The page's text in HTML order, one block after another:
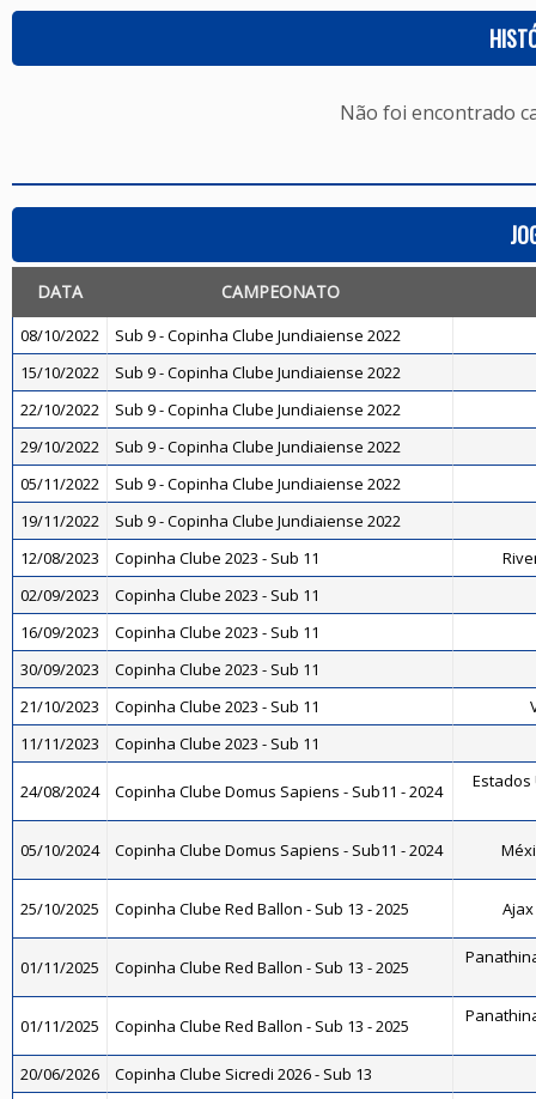
Não foi encontrado
DATA CAMPEONATO
08/10/2022
Sub 9 - Copinha Clube Jundiaiense 2022
15/10/2022
Sub 9 - Copinha Clube Jundiaiense 2022
22/10/2022
Sub 9 - Copinha Clube Jundiaiense 2022
29/10/2022
Sub 9 - Copinha Clube Jundiaiense 2022
05/11/2022
Sub 9 - Copinha Clube Jundiaiense 2022
19/11/2022
Sub 9 - Copinha Clube Jundiaiense 2022
12/08/2023
Copinha Clube 2023 - Sub 11
02/09/2023
Copinha Clube 2023 - Sub 11
16/09/2023
Copinha Clube 2023 - Sub 11
30/09/2023
Copinha Clube 2023 - Sub 11
21/10/2023
Copinha Clube 2023 - Sub 11
11/11/2023
Copinha Clube 2023 - Sub 11
24/08/2024 Copinha Clube Domus Sapiens - Sub11 - 2024 Estados
05/10/2024 Copinha Clube Domus Sapiens - Sub11 - 2024
25/10/2025 Copinha Clube Red Ballon - Sub 13 - 2025 Ajax
01/11/2025 Copinha Clube Red Ballon - Sub 13 - 2025
01/11/2025 Copinha Clube Red Ballon - Sub 13 - 2025
20/06/2026
Copinha Clube Sicredi 2026 - Sub 13